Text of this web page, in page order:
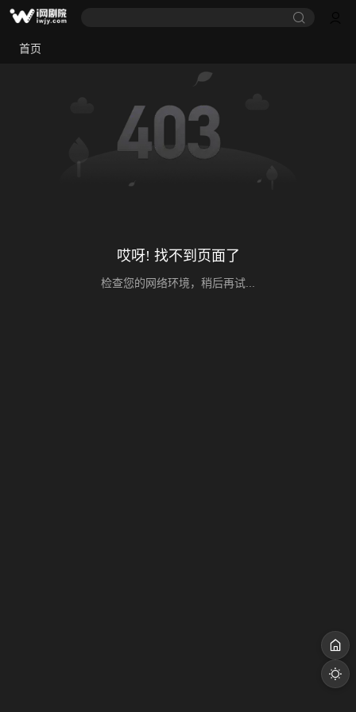
首页
哎呀! 找不到页面了
检查您的网络环境，稍后再试...